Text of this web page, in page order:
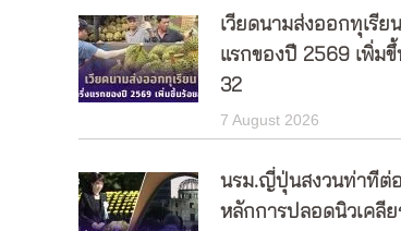
เวียดนามส่งออกทุเรีย
แรกของปี 2569 เพิ่ม
32
7 August 2026
นรม.ญี่ปุ่นสงวนท่าทีต่อ
หลักการปลอดนิวเคลีย